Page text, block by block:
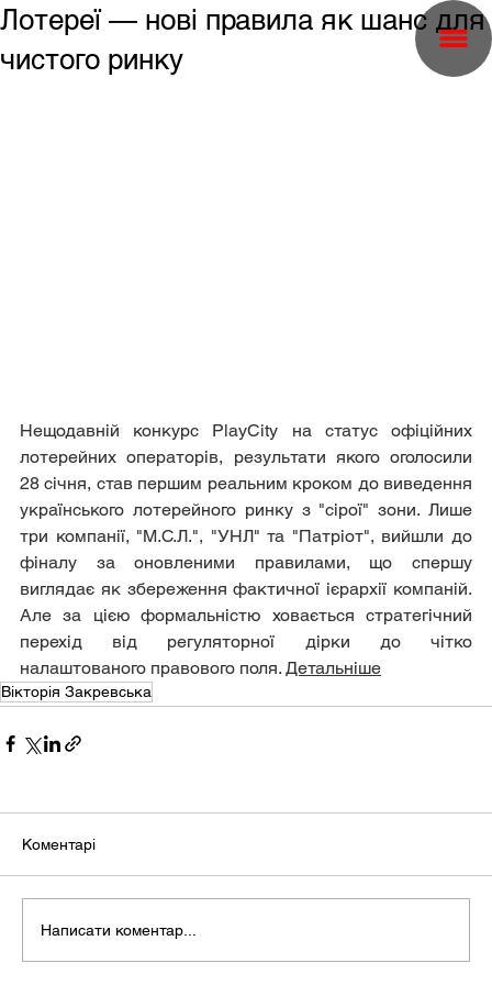
Лотереї — нові правила як шанс для
чистого ринку
Нещодавній конкурс PlayCity на статус офіційних
лотерейних операторів, результати якого оголосили
28 січня, став першим реальним кроком до виведення
українського лотерейного ринку з "сірої" зони. Лише
три компанії, "М.С.Л.", "УНЛ" та "Патріот", вийшли до
фіналу за оновленими правилами, що спершу
виглядає як збереження фактичної ієрархії компаній.
Але за цією формальністю ховається стратегічний
перехід від регуляторної дірки до чітко
налаштованого правового поля. Детальніше
Вікторія Закревська
Коментарі
Написати коментар...